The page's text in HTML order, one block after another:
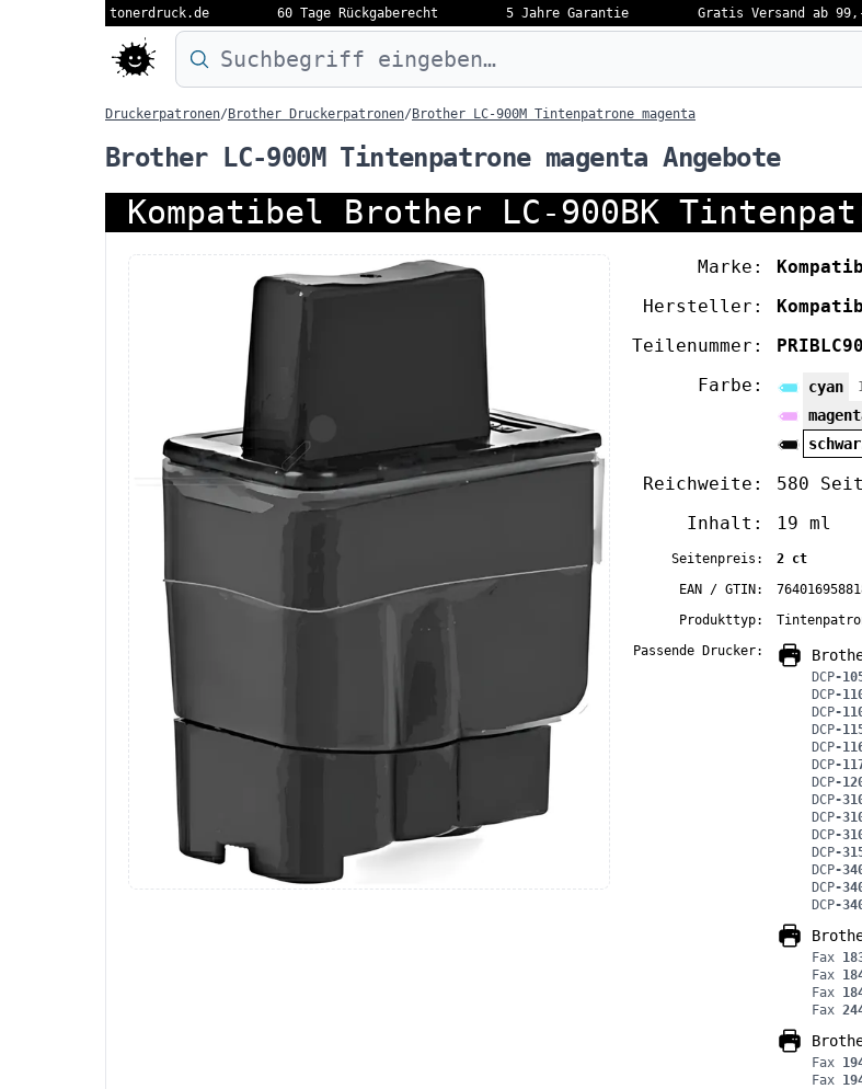
tonerdruck.de 60 Tage Rückgaberecht 5 Jahre Garantie Gratis Versand ab
Druckermodell oder Produktnamen eingeben…
Druckerpatronen/ Brother Druckerpatronen/ Brother LC-900M Tintenpatrone magenta
Brother LC-900M Tintenpatrone magenta Angebote
Kompatibel Brother LC-900BK
Marke:
Hersteller:
Teilenummer:
Farbe:
cyan
Reichweite:
580
Inhalt:
19 ml
Seitenpreis:
2 ct
EAN / GTIN:
Produkttyp:
Passende Drucker:
DCP-
DCP-
DCP-
DCP-
DCP-
DCP-
DCP-
DCP-
DCP-
DCP-
DCP-
DCP-
DCP-
DCP-
Fax
Fax
Fax
Fax
Fax
Fax